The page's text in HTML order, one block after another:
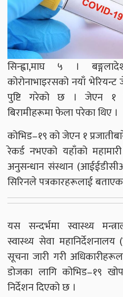
सिन्ह्वा,माघ ५ ।
कोरोनाभाइरसको नयाँ
पुष्टि गरेको छ । जेएन १
बिरामीहरूमा फेला परेका थिए ।
कोभिड–१९ को जेएन १
रेकर्ड नभएको यहाँको
अनुसन्धान संस्थान
सिरिनले पत्रकारहरूलाई
यस सन्दर्भमा स्वास्थ्य
स्वास्थ्य सेवा
सूचना जारी गरी
डोजका लागि कोभिड–१९
निर्देशन दिएको छ ।